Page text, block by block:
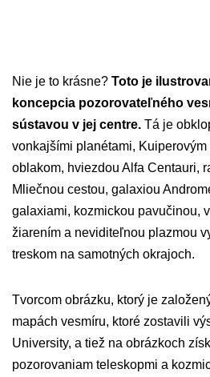
Nie je to krásne? Toto je
koncepcia pozorovateľného
sústavou v jej centre. Tá je
vonkajšími planétami, Kuiperovým
oblakom, hviezdou Alfa Centauri,
Mliečnou cestou, galaxiou
galaxiami, kozmickou pavučinou,
žiarením a neviditeľnou plazmou
treskom na samotných okrajoch.
Tvorcom obrázku, ktorý je
mapách vesmíru, ktoré zostavili
University, a tiež na obrázkoch
pozorovaniam teleskopmi a